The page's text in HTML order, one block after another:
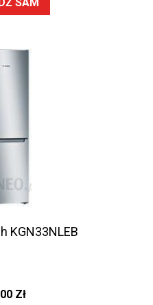
SAM
KGN33NLEB
Zł